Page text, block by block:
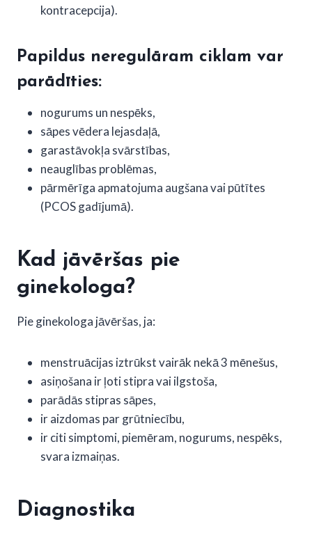
kontracepcija).
Papildus neregulāram ciklam var
parādīties:
nogurums un nespēks,
sāpes vēdera lejasdaļā,
garastāvokļa svārstības,
neauglības problēmas,
pārmērīga apmatojuma augšana vai pūtītes
(PCOS gadījumā).
Kad jāvēršas pie
ginekologa?
Pie ginekologa jāvēršas, ja:
menstruācijas iztrūkst vairāk nekā 3 mēnešus,
asiņošana ir ļoti stipra vai ilgstoša,
parādās stipras sāpes,
ir aizdomas par grūtniecību,
ir citi simptomi, piemēram, nogurums, nespēks,
svara izmaiņas.
Diagnostika